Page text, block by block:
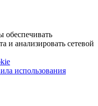
и анализировать сетевой
использования